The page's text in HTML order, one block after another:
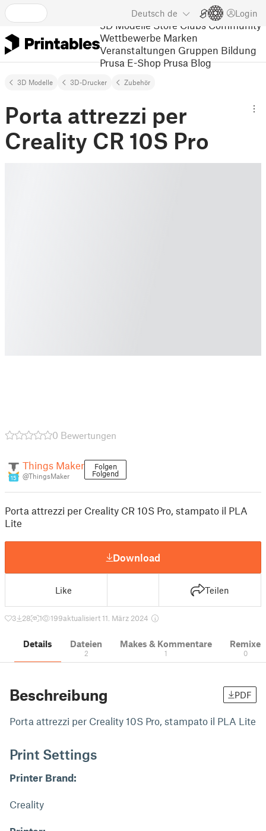
Deutsch de Login
3D Modelle Store Clubs Community
Wettbewerbe Marken
Veranstaltungen Gruppen Bildung
Prusa E-Shop Prusa Blog
3D Modelle 3D-Drucker Zubehör
Porta attrezzi per
Creality CR 10S Pro
0 Bewertungen
15
Things Maker
@ThingsMaker
Folgen
Folgend
Porta attrezzi per Creality CR 10S Pro, stampato il PLA
Lite
Download
Like Teilen
3 28 1 199aktualisiert 11. März 2024
Details Dateien
2
Makes & Kommentare
1
Remixe
0
Beschreibung PDF
Porta attrezzi per Creality 10S Pro, stampato il PLA Lite
Print Settings
Printer Brand:
Creality